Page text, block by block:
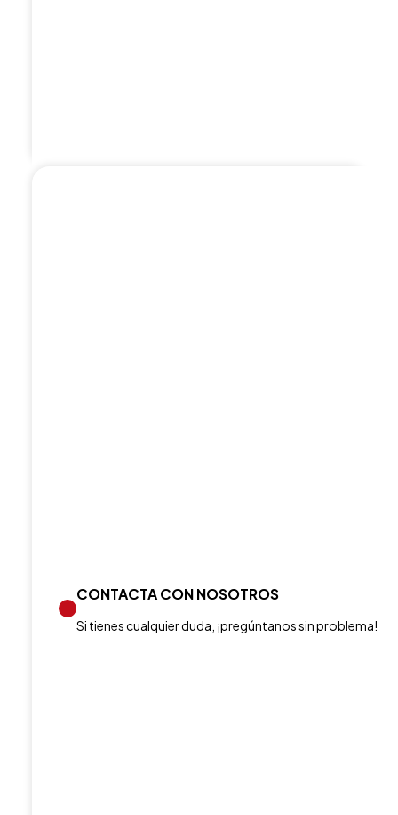
CONTACTA CON NOSOTROS
Si tienes cualquier duda, ¡pregúntanos sin problema!